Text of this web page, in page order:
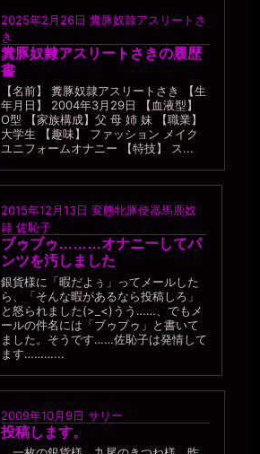
2025年2月26日 糞豚奴隷アスリートさ
き
糞豚奴隷アスリートさきの履歴
書
【名前】 糞豚奴隷アスリートさき 【生
年月日】 2004年3月29日 【血液型】
O型 【家族構成】父 母 姉 妹 【職業】
大学生 【趣味】 ファッション メイク
ユニフォームオナニー 【特技】 ス...
2015年12月13日 変態牝豚便器馬鹿奴
隷 佐恥子
ブゥブゥ………オナニーしてパ
ンツを汚しました
銀貨様に「暇だよぅ」ってメールした
ら、「そんな暇があるなら投稿しろ」
と怒られました(>_<)うう……、でもメ
ールの件名には「ブゥブゥ」と書いて
ました。そうです……佐恥子は発情して
ます………...
2009年10月9日 サリー
投稿します。